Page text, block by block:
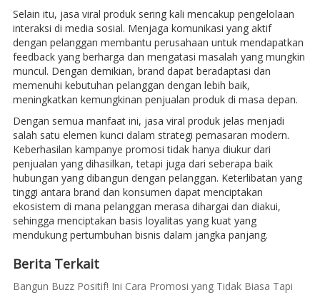
Selain itu, jasa viral produk sering kali mencakup pengelolaan
interaksi di media sosial. Menjaga komunikasi yang aktif
dengan pelanggan membantu perusahaan untuk mendapatkan
feedback yang berharga dan mengatasi masalah yang mungkin
muncul. Dengan demikian, brand dapat beradaptasi dan
memenuhi kebutuhan pelanggan dengan lebih baik,
meningkatkan kemungkinan penjualan produk di masa depan.
Dengan semua manfaat ini, jasa viral produk jelas menjadi
salah satu elemen kunci dalam strategi pemasaran modern.
Keberhasilan kampanye promosi tidak hanya diukur dari
penjualan yang dihasilkan, tetapi juga dari seberapa baik
hubungan yang dibangun dengan pelanggan. Keterlibatan yang
tinggi antara brand dan konsumen dapat menciptakan
ekosistem di mana pelanggan merasa dihargai dan diakui,
sehingga menciptakan basis loyalitas yang kuat yang
mendukung pertumbuhan bisnis dalam jangka panjang.
Berita Terkait
Bangun Buzz Positif! Ini Cara Promosi yang Tidak Biasa Tapi